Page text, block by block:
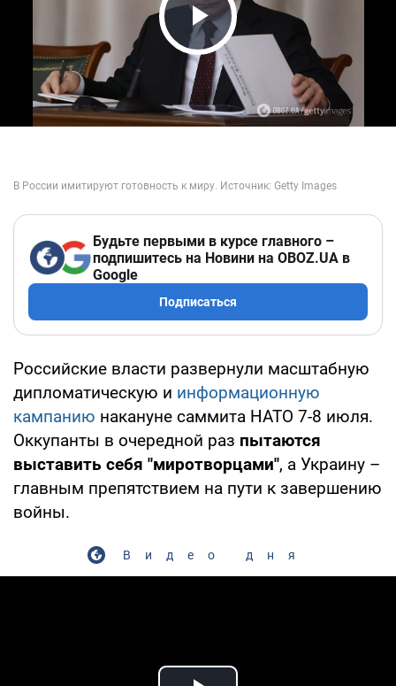
Play Video
Будьте первыми в курсе главного –
подпишитесь на Новини на OBOZ.UA в
Google
Подписаться
Российские власти развернули масштабную
дипломатическую и информационную
кампанию накануне саммита НАТО 7-8 июля.
Оккупанты в очередной раз пытаются
выставить себя "миротворцами", а Украину –
главным препятствием на пути к завершению
войны.
Видео дня